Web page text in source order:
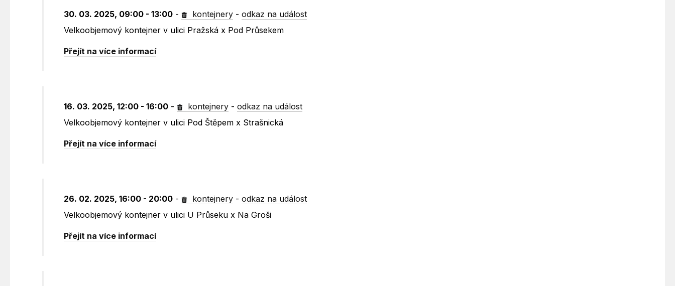
30. 03. 2025, 09:00 - 13:00 - kontejnery -odkaz na událost
Velkoobjemový kontejner v ulici Pražská x Pod Průsekem
Přejít na více informací
16. 03. 2025, 12:00 - 16:00 - kontejnery -odkaz na událost
Velkoobjemový kontejner v ulici Pod Štěpem x Strašnická
Přejít na více informací
26. 02. 2025, 16:00 - 20:00 - kontejnery -odkaz na událost
Velkoobjemový kontejner v ulici U Průseku x Na Groši
Přejít na více informací